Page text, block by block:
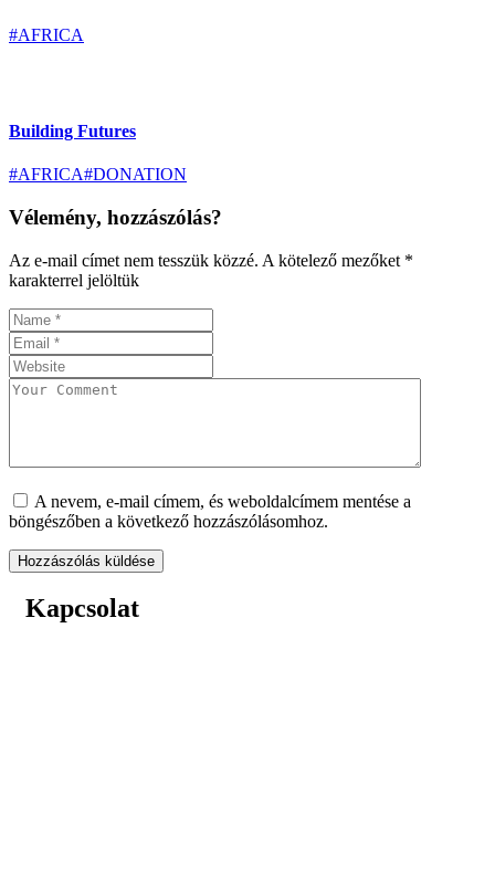
#AFRICA
Building Futures
#AFRICA#DONATION
Vélemény, hozzászólás?
Az e-mail címet nem tesszük közzé. A kötelező mezőket *
karakterrel jelöltük
A nevem, e-mail címem, és weboldalcímem mentése a
böngészőben a következő hozzászólásomhoz.
Kapcsolat